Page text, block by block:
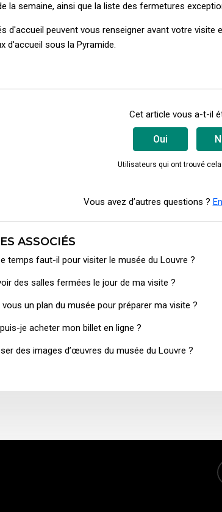
la semaine, ainsi que la liste des fermetures
d'accueil peuvent vous renseigner avant votre visite
d'accueil sous la Pyramide.
Cet article vous a-t-il
Oui
Utilisateurs qui ont trouvé
Vous avez d’autres questions ?
ASSOCIÉS
temps faut-il pour visiter le musée du Louvre ?
des salles fermées le jour de ma visite ?
un plan du musée pour préparer ma visite ?
je acheter mon billet en ligne ?
des images d’œuvres du musée du Louvre ?